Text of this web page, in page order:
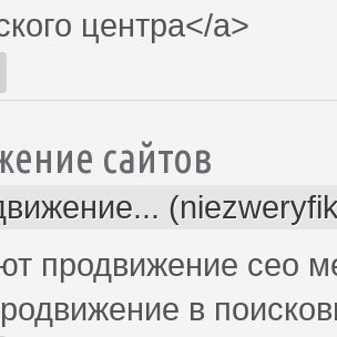
центра</a>
сайтов
продвижение сео
в